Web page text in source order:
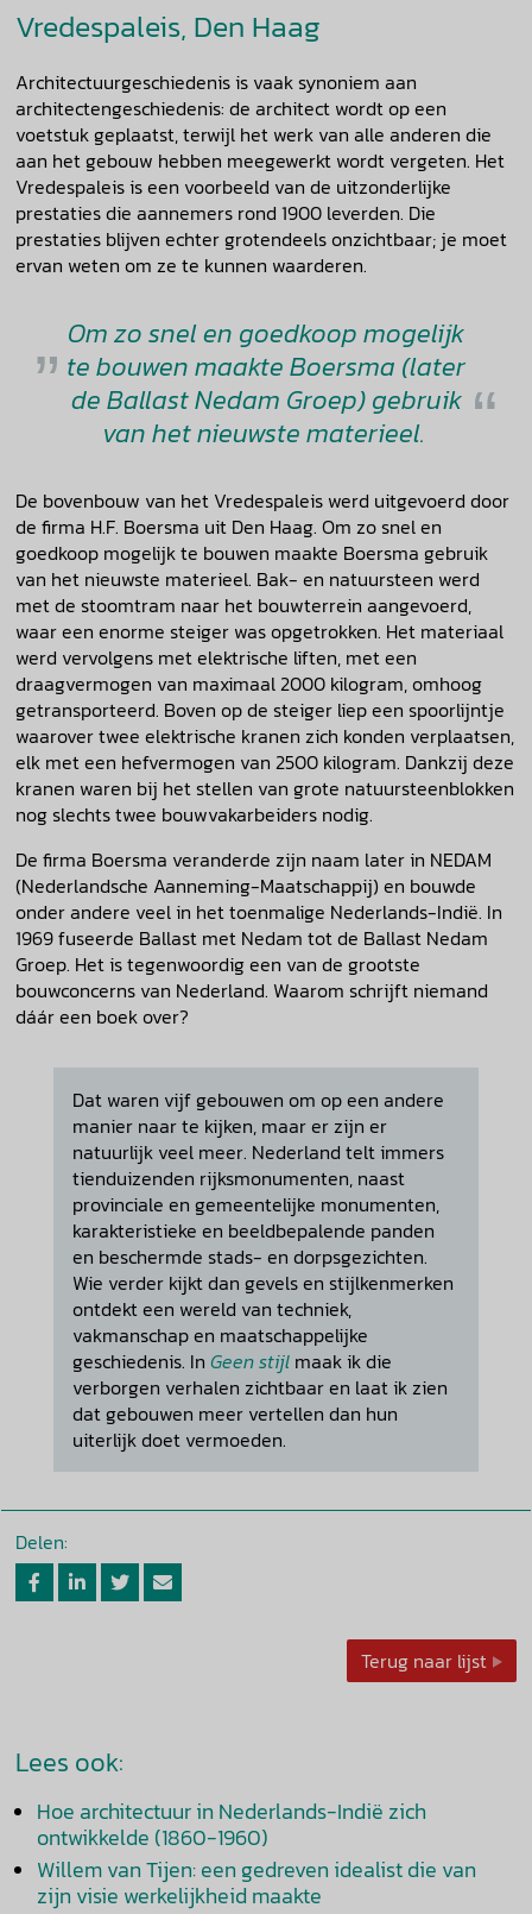
Vredespaleis, Den Haag
Architectuurgeschiedenis is vaak synoniem aan
architectengeschiedenis: de architect wordt op een
voetstuk geplaatst, terwijl het werk van alle anderen die
aan het gebouw hebben meegewerkt wordt vergeten. Het
Vredespaleis is een voorbeeld van de uitzonderlijke
prestaties die aannemers rond 1900 leverden. Die
prestaties blijven echter grotendeels onzichtbaar; je moet
ervan weten om ze te kunnen waarderen.
Om zo snel en goedkoop mogelijk
te bouwen maakte Boersma (later
de Ballast Nedam Groep) gebruik
van het nieuwste materieel.
De bovenbouw van het Vredespaleis werd uitgevoerd door
de firma H.F. Boersma uit Den Haag. Om zo snel en
goedkoop mogelijk te bouwen maakte Boersma gebruik
van het nieuwste materieel. Bak- en natuursteen werd
met de stoomtram naar het bouwterrein aangevoerd,
waar een enorme steiger was opgetrokken. Het materiaal
werd vervolgens met elektrische liften, met een
draagvermogen van maximaal 2000 kilogram, omhoog
getransporteerd. Boven op de steiger liep een spoorlijntje
waarover twee elektrische kranen zich konden verplaatsen,
elk met een hefvermogen van 2500 kilogram. Dankzij deze
kranen waren bij het stellen van grote natuursteenblokken
nog slechts twee bouwvakarbeiders nodig.
De firma Boersma veranderde zijn naam later in NEDAM
(Nederlandsche Aanneming-Maatschappij) en bouwde
onder andere veel in het toenmalige Nederlands-Indië. In
1969 fuseerde Ballast met Nedam tot de Ballast Nedam
Groep. Het is tegenwoordig een van de grootste
bouwconcerns van Nederland. Waarom schrijft niemand
dáár een boek over?
Dat waren vijf gebouwen om op een andere
manier naar te kijken, maar er zijn er
natuurlijk veel meer. Nederland telt immers
tienduizenden rijksmonumenten, naast
provinciale en gemeentelijke monumenten,
karakteristieke en beeldbepalende panden
en beschermde stads- en dorpsgezichten.
Wie verder kijkt dan gevels en stijlkenmerken
ontdekt een wereld van techniek,
vakmanschap en maatschappelijke
geschiedenis. In Geen stijl maak ik die
verborgen verhalen zichtbaar en laat ik zien
dat gebouwen meer vertellen dan hun
uiterlijk doet vermoeden.
Delen:
Terug naar lijst
Lees ook:
Hoe architectuur in Nederlands-Indië zich
ontwikkelde (1860-1960)
Willem van Tijen: een gedreven idealist die van
zijn visie werkelijkheid maakte